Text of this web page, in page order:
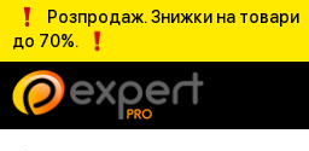
Розпродаж. Знижки на товари
до 70%.